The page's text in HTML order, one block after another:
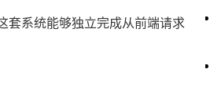
套系统能够独立完成从前端请求